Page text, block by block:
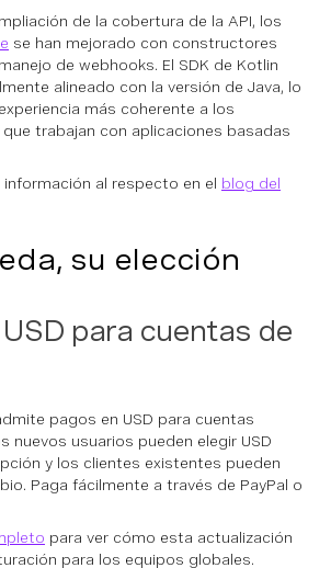
de la cobertura de la API, los
se han mejorado con constructores
de webhooks. El SDK de Kotlin
alineado con la versión de Java, lo
más coherente a los
trabajan con aplicaciones basadas
información al respecto en el blog del
su elección
para cuentas de
pagos en USD para cuentas
nuevos usuarios pueden elegir USD
y los clientes existentes pueden
Paga fácilmente a través de PayPal o
para ver cómo esta actualización
para los equipos globales.